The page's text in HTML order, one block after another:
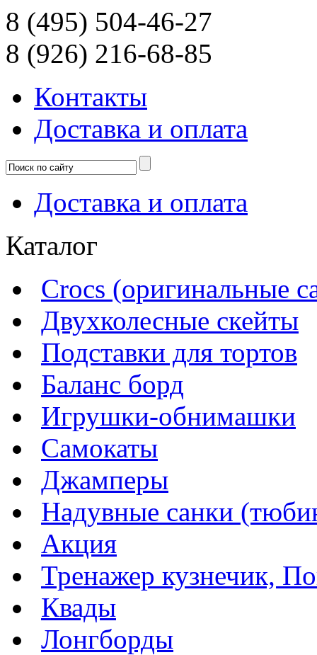
8 (495) 504-46-27
8 (926) 216-68-85
Контакты
Доcтавка и оплата
Доcтавка и оплата
Каталог
Crocs (оригинальные
Двухколесные скейты
Подставки для тортов
Баланс борд
Игрушки-обнимашки
Самокаты
Джамперы
Надувные санки
Акция
Тренажер кузнечик,
Квады
Лонгборды